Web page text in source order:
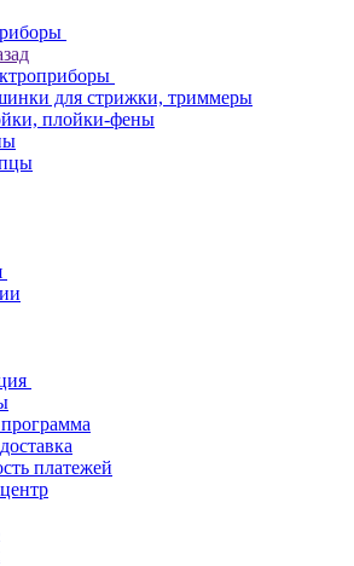
для стрижки, триммеры
плойки-фены
платежей